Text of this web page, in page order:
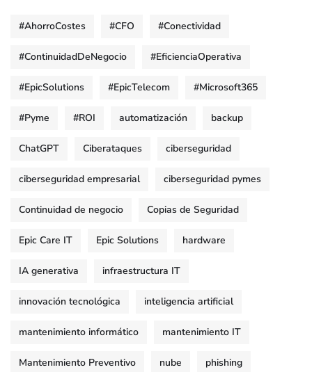
#AhorroCostes #CFO #Conectividad
#ContinuidadDeNegocio #EficienciaOperativa
#EpicSolutions #EpicTelecom #Microsoft365
#Pyme #ROI automatización backup
ChatGPT Ciberataques ciberseguridad
ciberseguridad empresarial ciberseguridad pymes
Continuidad de negocio Copias de Seguridad
Epic Care IT Epic Solutions hardware
IA generativa infraestructura IT
innovación tecnológica inteligencia artificial
mantenimiento informático mantenimiento IT
Mantenimiento Preventivo nube phishing